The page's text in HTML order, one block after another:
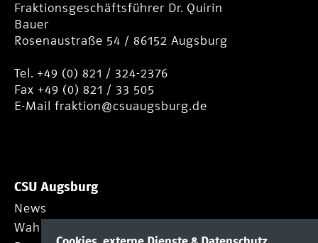
Fraktionsgeschäftsführer Dr. Quirin
Bauer
Rosenaustraße 54 / 86152 Augsburg
Tel. +49 (0) 821 / 324-2376
Fax +49 (0) 821 / 33 505
E-Mail fraktion@csuaugsburg.de
CSU Augsburg
News
Wahlprogramm